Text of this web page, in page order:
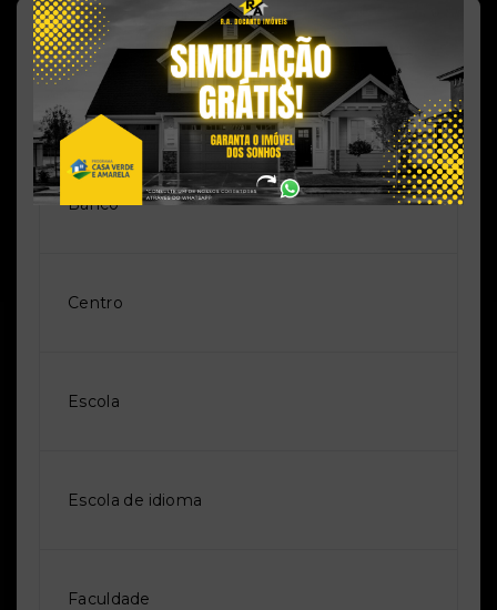
Proximidades
Academias
Banco
Centro
Escola
Escola de idioma
Faculdade